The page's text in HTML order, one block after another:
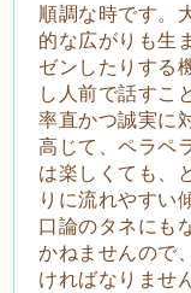
順調な時です。
的な広がりも生
ゼンしたりする
し人前で話すこ
率直かつ誠実に
高じて、ペラペ
は楽しくても、
りに流れやすい
口論のタネにも
かねませんので
ければなりません